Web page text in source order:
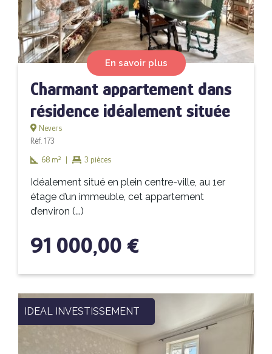
En savoir plus
Charmant appartement dans
résidence idéalement située
Nevers
Réf. 173
68 m² | 3 pièces
Idéalement situé en plein centre-ville, au 1er
étage d’un immeuble, cet appartement
d’environ (...)
91 000,00 €
IDEAL INVESTISSEMENT